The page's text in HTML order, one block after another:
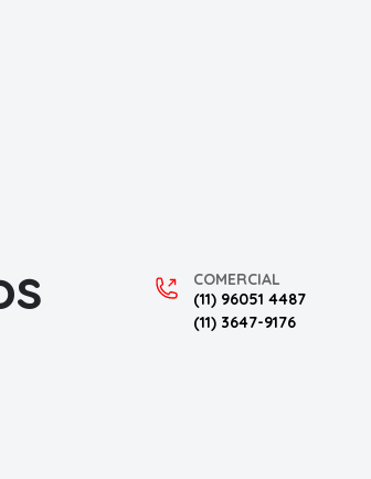
COMERCIAL
(11) 96051 4487
(11) 3647-9176